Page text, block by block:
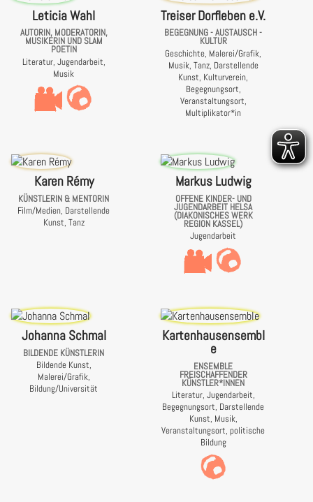
Leticia Wahl
AUTORIN, MODERATORIN,
MUSIKERIN UND SLAM
POETIN
Literatur, Jugendarbeit,
Musik
Treiser Dorfleben e.V.
BEGEGNUNG - AUSTAUSCH -
KULTUR
Geschichte, Malerei/Grafik,
Musik, Tanz, Darstellende
Kunst, Kulturverein,
Begegnungsort,
Veranstaltungsort,
Multiplikator*in
Karen Rémy
KÜNSTLERIN & MENTORIN
Film/Medien, Darstellende
Kunst, Tanz
Markus Ludwig
OFFENE KINDER- UND
JUGENDARBEIT HELSA
(DIAKONISCHES WERK
REGION KASSEL)
Jugendarbeit
Johanna Schmal
BILDENDE KÜNSTLERIN
Bildende Kunst,
Malerei/Grafik,
Bildung/Universität
Kartenhausensembl
e
ENSEMBLE
FREISCHAFFENDER
KÜNSTLER*INNEN
Literatur, Jugendarbeit,
Begegnungsort, Darstellende
Kunst, Musik,
Veranstaltungsort, politische
Bildung